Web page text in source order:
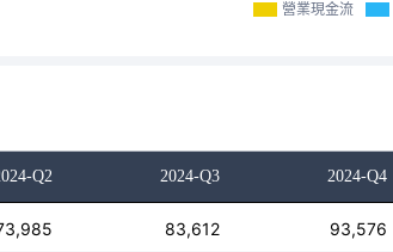
營業現金流
Q2 2024-Q3 2024-Q4
83,612 93,576